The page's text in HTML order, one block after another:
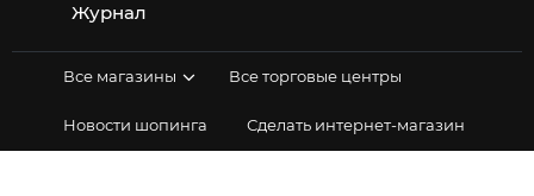
Журнал
Все магазины Все торговые центры
Новости шопинга Сделать интернет-магазин